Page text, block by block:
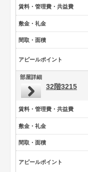
賃料・管理費・共益費
敷金・礼金
間取・面積
アピールポイント
部屋詳細
32階3215
賃料・管理費・共益費
敷金・礼金
間取・面積
アピールポイント